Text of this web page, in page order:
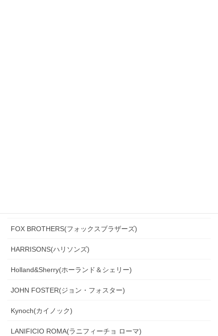
FOX BROTHERS(フォックスブラザーズ)
HARRISONS(ハリソンズ)
Holland&Sherry(ホーランド＆シェリー)
JOHN FOSTER(ジョン・フォスター)
Kynoch(カイノック)
LANIFICIO ROMA(ラニフィーチョ ローマ)